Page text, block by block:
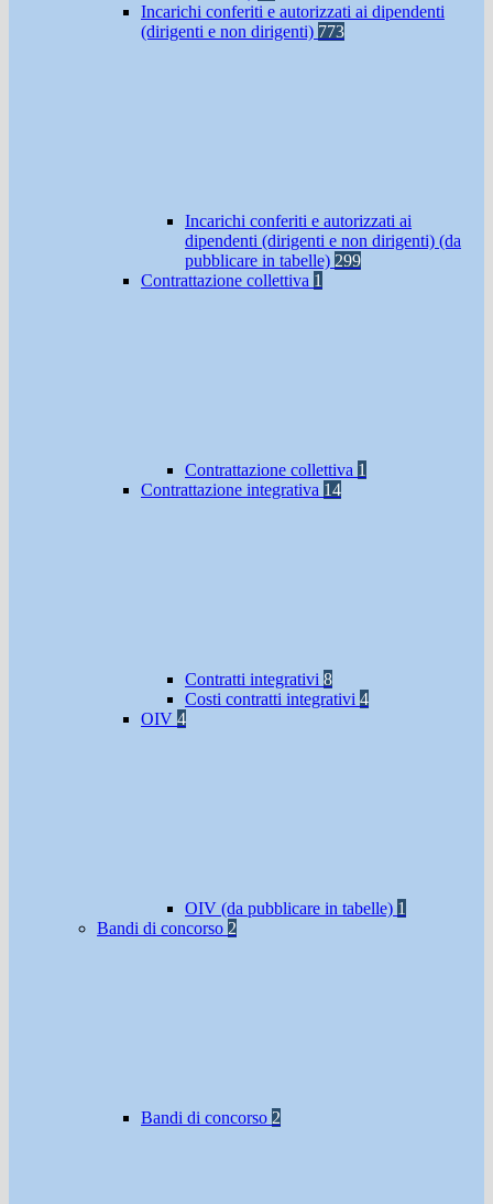
Incarichi conferiti e autorizzati ai dipendenti
(dirigenti e non dirigenti) 773
Incarichi conferiti e autorizzati ai
dipendenti (dirigenti e non dirigenti) (da
pubblicare in tabelle) 299
Contrattazione collettiva 1
Contrattazione collettiva 1
Contrattazione integrativa 14
Contratti integrativi 8
Costi contratti integrativi 4
OIV 4
OIV (da pubblicare in tabelle) 1
Bandi di concorso 2
Bandi di concorso 2